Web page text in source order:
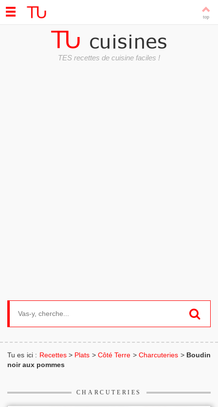
TES recettes de cuisine faciles !
Tu es ici : Recettes> Plats >Côté Terre >Charcuteries > Boudin
noir aux pommes
CHARCUTERIES